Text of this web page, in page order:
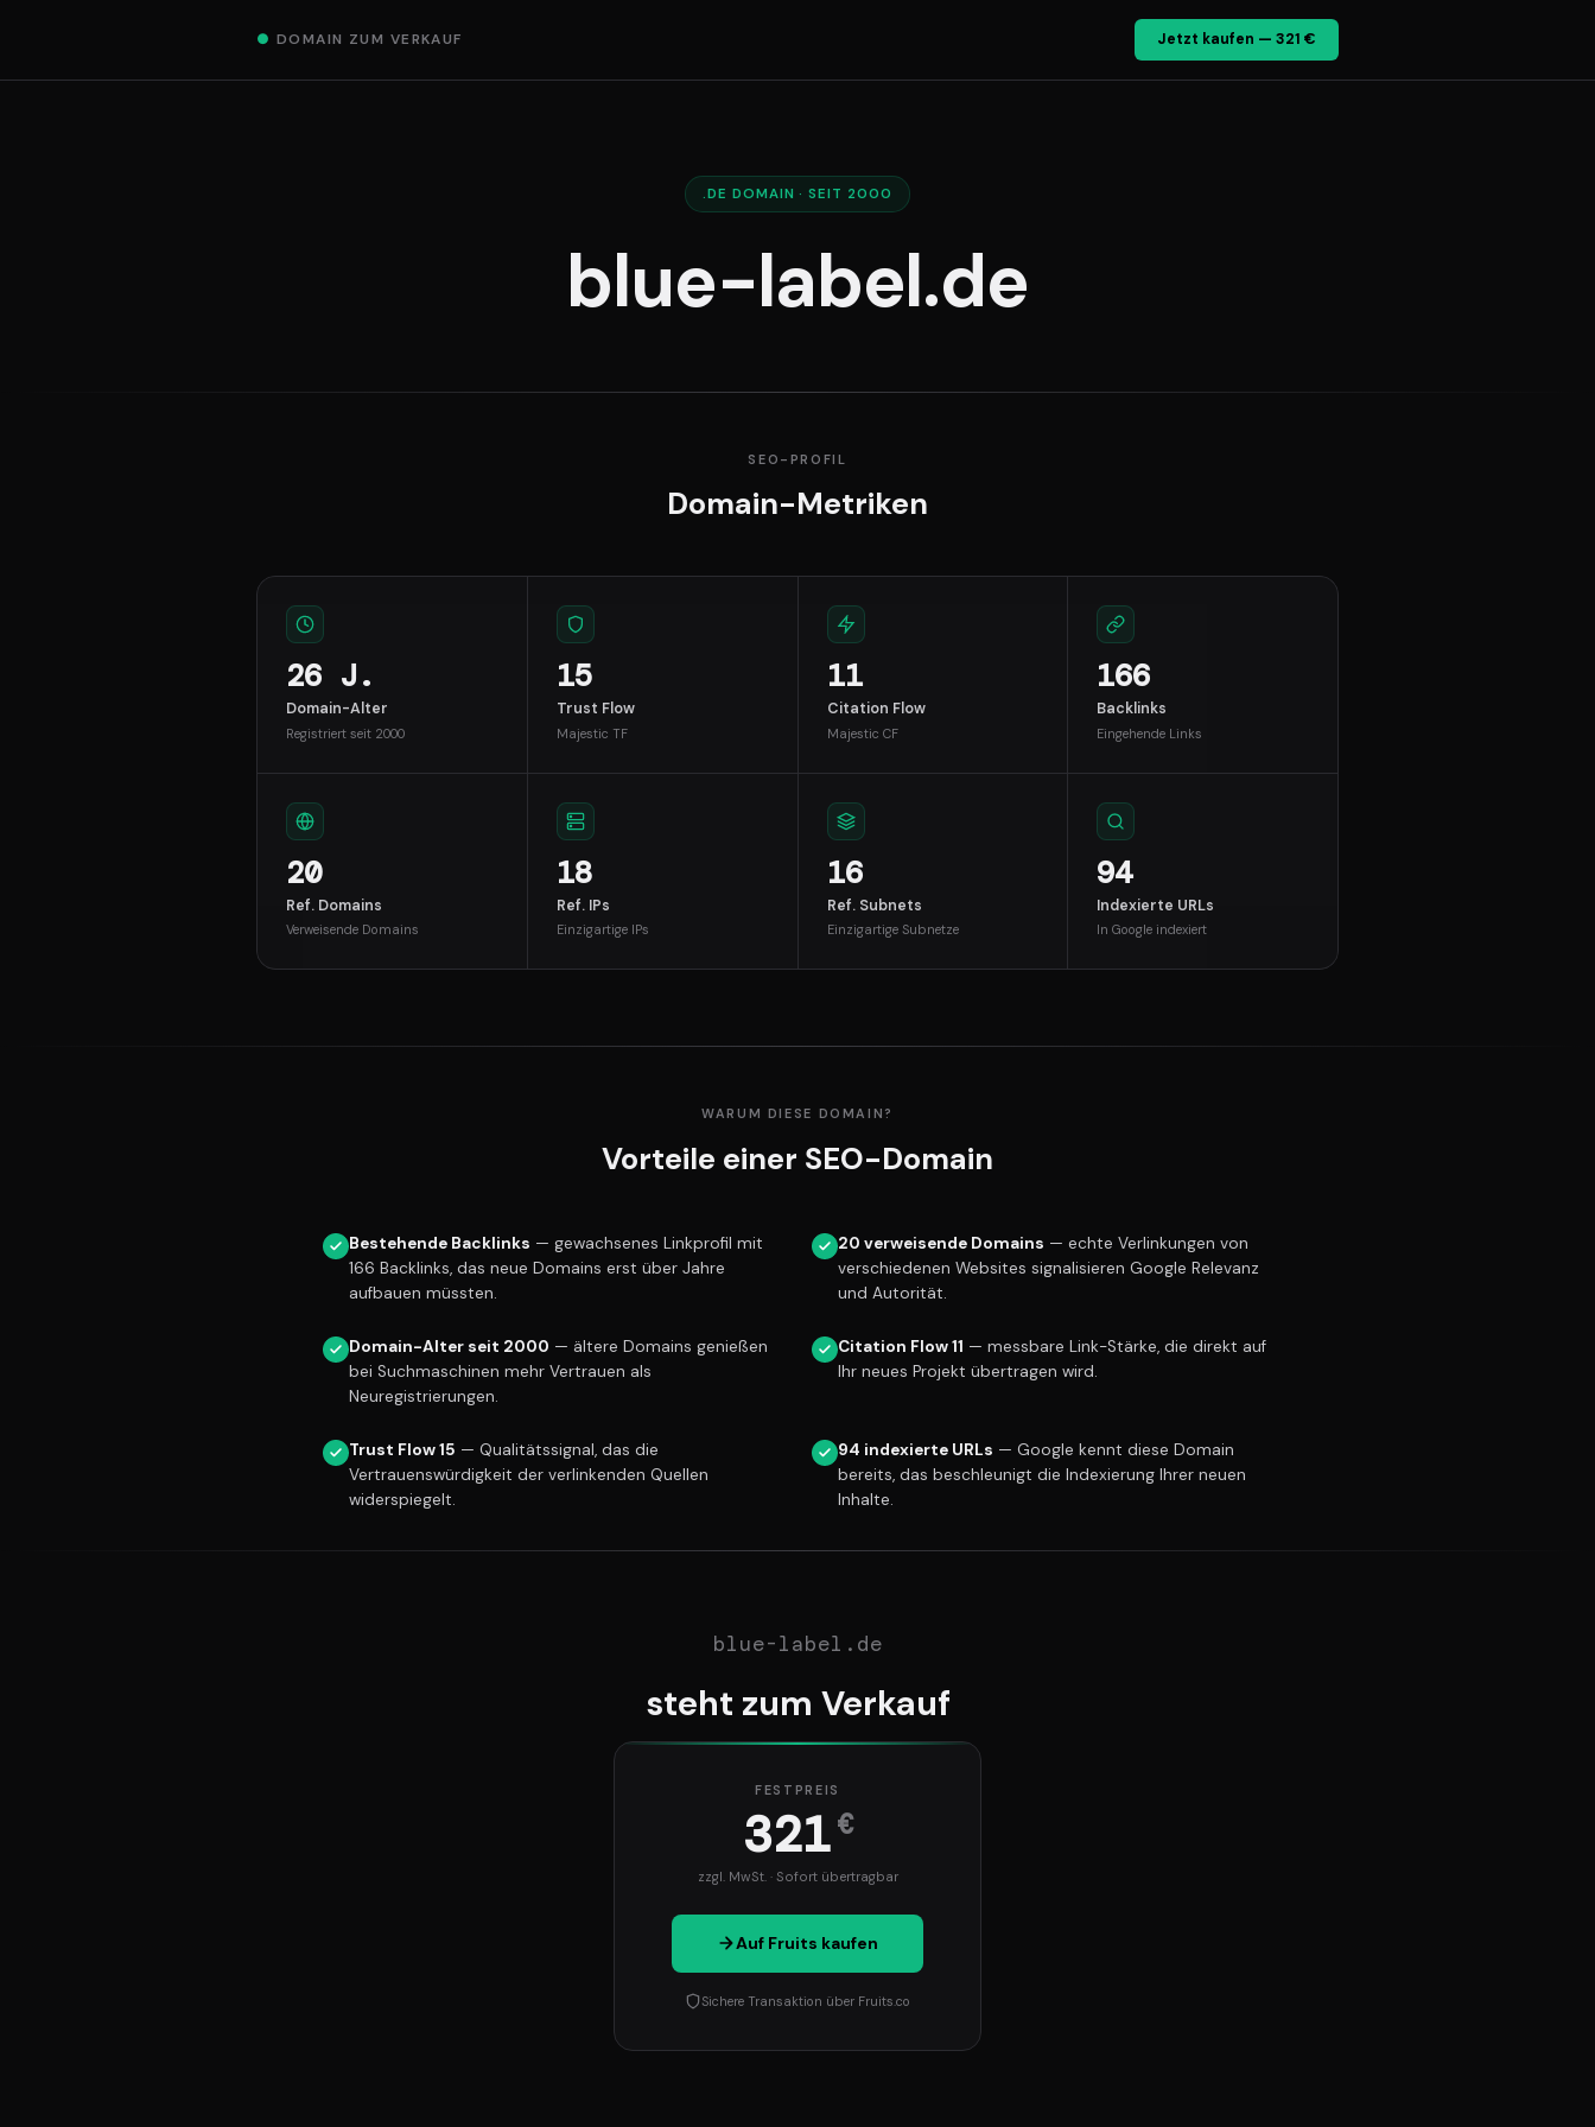
● DOMAIN ZUM VERKAUF Jetzt kaufen — 321 €
.DE DOMAIN · SEIT 2000
blue-label.de
SEO-PROFIL
Domain-Metriken
26 J.
Domain-Alter
Registriert seit 2000
15
Trust Flow
Majestic TF
11
Citation Flow
Majestic CF
166
Backlinks
Eingehende Links
20
Ref. Domains
Verweisende Domains
18
Ref. IPs
Einzigartige IPs
16
Ref. Subnets
Einzigartige Subnetze
94
Indexierte URLs
In Google indexiert
WARUM DIESE DOMAIN?
Vorteile einer SEO-Domain
Bestehende Backlinks — gewachsenes Linkprofil mit
166 Backlinks, das neue Domains erst über Jahre
aufbauen müssten.
20 verweisende Domains — echte Verlinkungen von
verschiedenen Websites signalisieren Google Relevanz
und Autorität.
Domain-Alter seit 2000 — ältere Domains genießen
bei Suchmaschinen mehr Vertrauen als
Neuregistrierungen.
Citation Flow 11 — messbare Link-Stärke, die direkt auf
Ihr neues Projekt übertragen wird.
Trust Flow 15 — Qualitätssignal, das die
Vertrauenswürdigkeit der verlinkenden Quellen
widerspiegelt.
94 indexierte URLs — Google kennt diese Domain
bereits, das beschleunigt die Indexierung Ihrer neuen
Inhalte.
blue-label.de
steht zum Verkauf
FESTPREIS
321 €
zzgl. MwSt. · Sofort übertragbar
Auf Fruits kaufen
Sichere Transaktion über Fruits.co